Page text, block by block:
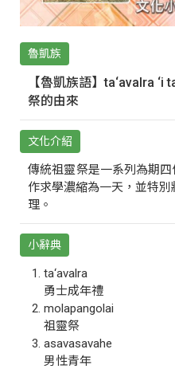
魯凱族
【魯凱族語】ta‘avalra
祭的由來
文化介紹
傳統祖靈祭是一系列為期
作求學濃縮為一天，並特別
理。
小辭典
ta‘avalra
勇士成年禮
molapangolai
祖靈祭
asavasavahe
男性青年